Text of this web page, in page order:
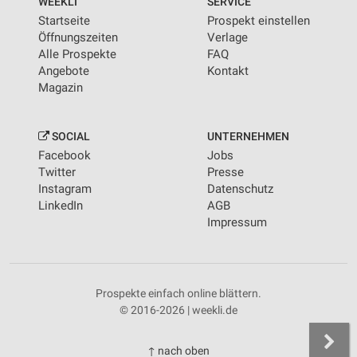
Startseite
Öffnungszeiten
Alle Prospekte
Angebote
Magazin
Prospekt einstellen
Verlage
FAQ
Kontakt
SOCIAL
Facebook
Twitter
Instagram
LinkedIn
UNTERNEHMEN
Jobs
Presse
Datenschutz
AGB
Impressum
Prospekte einfach online blättern.
© 2016-2026 | weekli.de
↑ nach oben